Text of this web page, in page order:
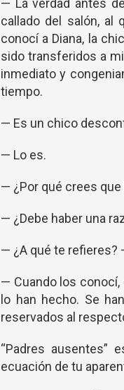
— La verdad antes
callado del salón, al
conocí a Diana, la
sido transferidos a
inmediato y
tiempo.
— Es un chico
— Lo es.
— ¿Por qué crees que
— ¿Debe haber una
— ¿A qué te refieres?
— Cuando los
lo han hecho. Se
reservados al
“Padres ausentes”
ecuación de tu